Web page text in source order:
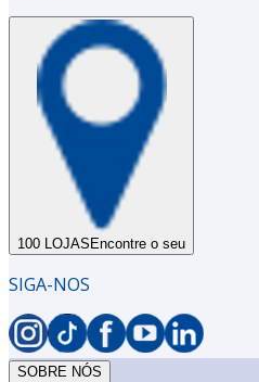
100 LOJAS Encontre o seu
SIGA-NOS
SOBRE NÓS